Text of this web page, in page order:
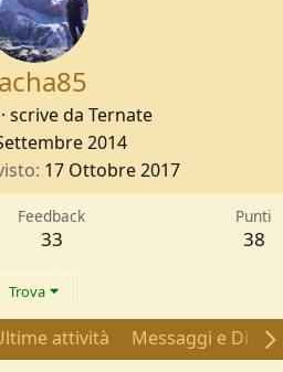
· scrive da Ternate
2014
17 Ottobre 2017
Feedback
33
Punti
38
Trova
attività Messaggi e